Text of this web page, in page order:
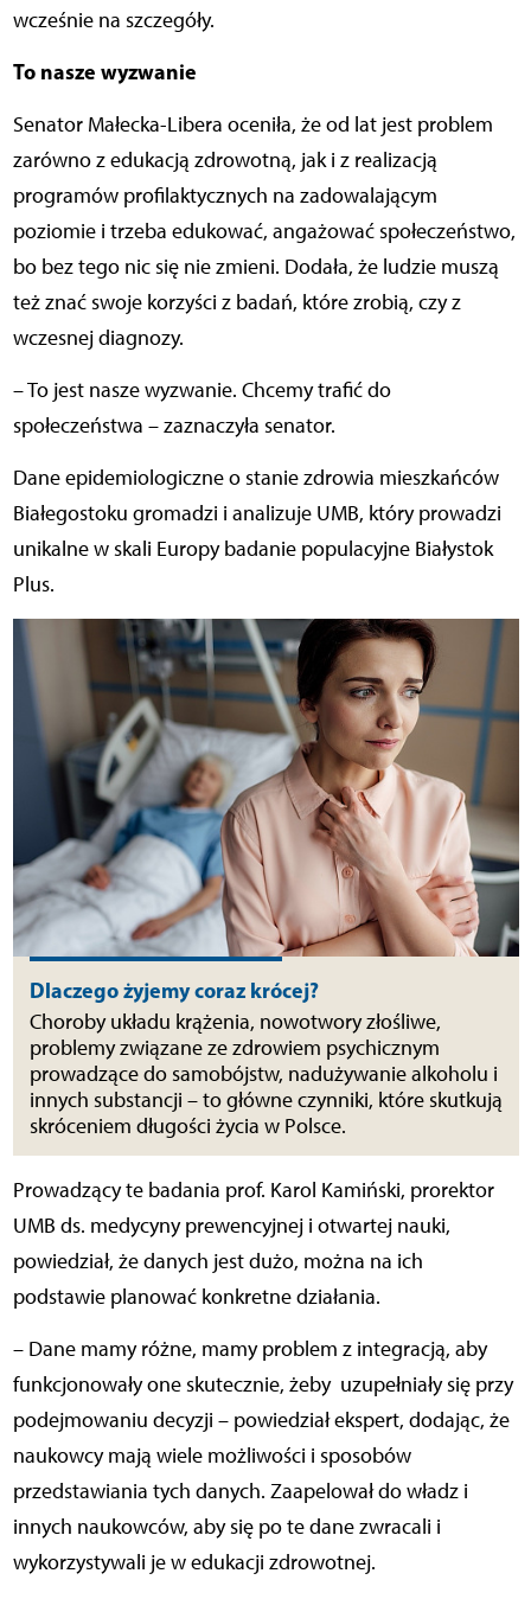
wcześnie na szczegóły.
To nasze wyzwanie
Senator Małecka-Libera oceniła, że od lat jest problem
zarówno z edukacją zdrowotną, jak i z realizacją
programów profilaktycznych na zadowalającym
poziomie i trzeba edukować, angażować społeczeństwo,
bo bez tego nic się nie zmieni. Dodała, że ludzie muszą
też znać swoje korzyści z badań, które zrobią, czy z
wczesnej diagnozy.
– To jest nasze wyzwanie. Chcemy trafić do
społeczeństwa – zaznaczyła senator.
Dane epidemiologiczne o stanie zdrowia mieszkańców
Białegostoku gromadzi i analizuje UMB, który prowadzi
unikalne w skali Europy badanie populacyjne Białystok
Plus.
Dlaczego żyjemy coraz krócej?
Choroby układu krążenia, nowotwory złośliwe,
problemy związane ze zdrowiem psychicznym
prowadzące do samobójstw, nadużywanie alkoholu i
innych substancji – to główne czynniki, które skutkują
skróceniem długości życia w Polsce.
Prowadzący te badania prof. Karol Kamiński, prorektor
UMB ds. medycyny prewencyjnej i otwartej nauki,
powiedział, że danych jest dużo, można na ich
podstawie planować konkretne działania.
– Dane mamy różne, mamy problem z integracją, aby
funkcjonowały one skutecznie, żeby uzupełniały się przy
podejmowaniu decyzji – powiedział ekspert, dodając, że
naukowcy mają wiele możliwości i sposobów
przedstawiania tych danych. Zaapelował do władz i
innych naukowców, aby się po te dane zwracali i
wykorzystywali je w edukacji zdrowotnej.